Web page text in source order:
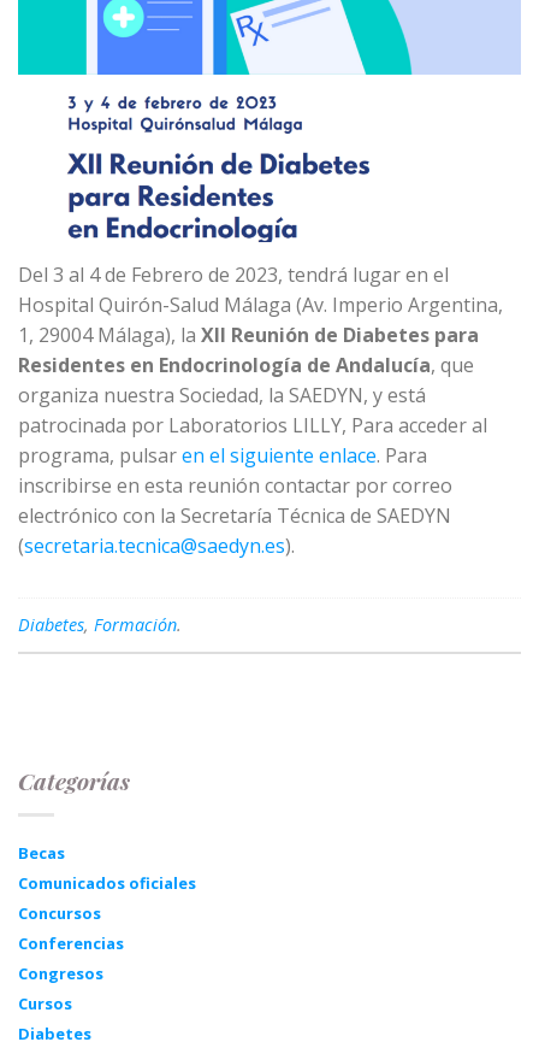
Del 3 al 4 de Febrero de 2023, tendrá lugar en el
Hospital Quirón-Salud Málaga (Av. Imperio Argentina,
1, 29004 Málaga), la XII Reunión de Diabetes para
Residentes en Endocrinología de Andalucía, que
organiza nuestra Sociedad, la SAEDYN, y está
patrocinada por Laboratorios LILLY, Para acceder al
programa, pulsaren el siguiente enlace. Para
inscribirse en esta reunión contactar por correo
electrónico con la Secretaría Técnica de SAEDYN
(secretaria.tecnica@saedyn.es).
Diabetes, Formación.
Categorías
Becas
Comunicados oficiales
Concursos
Conferencias
Congresos
Cursos
Diabetes